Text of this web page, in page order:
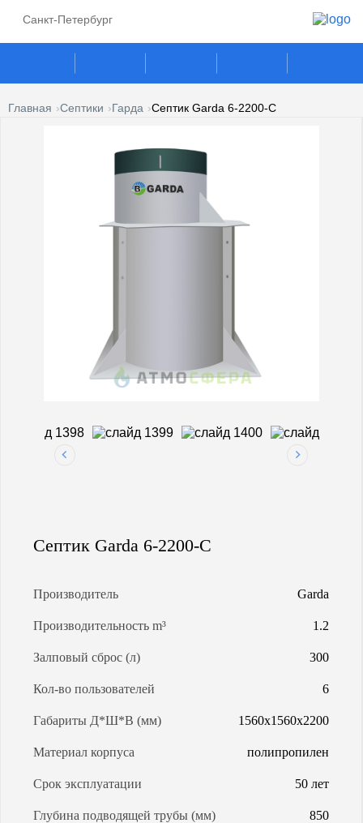
Санкт-Петербург
СЕПТИКИ
ГАЗОВЫЕ ГЕНЕРАТОРЫ
УСЛУГИ
АРЕНДА ГАЗГОЛЬДЕРОВ
КАЛЬКУЛЯТОР ГАЗГОЛЬДЕРА
КАЛЬКУЛЯТОР СЕПТИКОВ
Главная Септики Гарда Септик Garda 6-2200-C
Септик Garda 6-2200-C
Производитель Garda
Производительность m³ 1.2
Залповый сброс (л) 300
Кол-во пользователей 6
Габариты Д*Ш*В (мм) 1560х1560х2200
Материал корпуса полипропилен
Срок эксплуатации 50 лет
Глубина подводящей трубы (мм) 850